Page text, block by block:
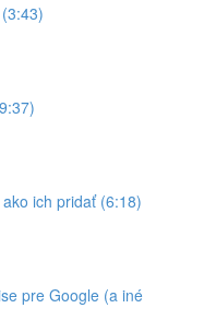
ich pridať (6:18)
pre Google (a iné